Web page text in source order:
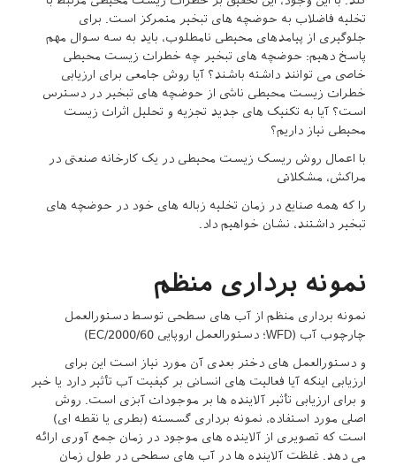
تخلیه فاضلاب به حوضچه های تبخیر متمرکز است. برای
جلوگیری از پیامدهای محیطی نامطلوب، باید به سه سوال مهم
پاسخ دهیم: حوضچه های تبخیر چه خطرات زیست محیطی
خاصی می توانند داشته باشند؟ آیا روش جامعی برای ارزیابی
خطرات زیست محیطی ناشی از حوضچه های تبخیر در دسترس
است؟ آیا به تکنیک های جدید تجزیه و تحلیل اثرات زیست
محیطی نیاز داریم؟
با اعمال روش ریسک زیست محیطی در یک کارخانه صنعتی در
مراکش، مشکلاتی
را که همه صنایع در زمان تخلیه زباله های خود در حوضچه های
تبخیر داشتند، نشان خواهیم داد.
نمونه برداری منظم
نمونه برداری منظم از آب های سطحی توسط دستورالعمل
چارچوب آب (WFD؛ دستورالعمل اروپایی 2000/60/EC)
و دستورالعمل های دختر بعدی آن مورد نیاز است این برای
ارزیابی اینکه آیا فعالیت های انسانی بر کیفیت آب تأثیر دارد یا خیر
و برای ارزیابی تأثیر آلاینده ها بر موجودات آبزی است. روش
اصلی مورد استفاده، نمونه برداری گسسته (بطری یا نقطه ای)
است که تصویری از آلاینده های موجود در زمان جمع آوری ارائه
می دهد. غلظت آلاینده ها در آب های سطحی در طول زمان